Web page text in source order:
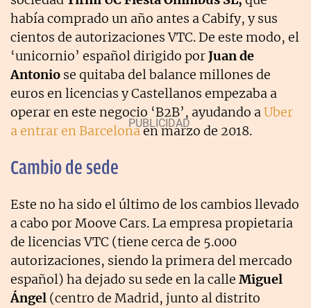
había comprado un año antes a Cabify, y sus
cientos de autorizaciones VTC. De este modo, el
‘unicornio’ español dirigido porJuan de
Antonio se quitaba del balance millones de
euros en licencias y Castellanos empezaba a
operar en este negocio ‘B2B’, ayudando aUber
a entrar en Barcelonaen marzo de 2018.
Cambio de sede
Este no ha sido el último de los cambios llevado
a cabo por Moove Cars. La empresa propietaria
de licencias VTC (tiene cerca de 5.000
autorizaciones, siendo la primera del mercado
español) ha dejado su sede en la calle Miguel
Ángel (centro de Madrid, junto al distrito